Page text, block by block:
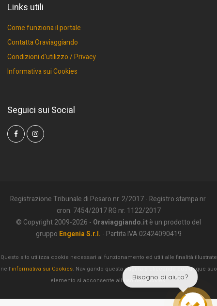
Links utili
Come funziona il portale
Contatta Oraviaggiando
Condizioni d'utilizzo / Privacy
Informativa sui Cookies
Seguici sui Social
Registrazione Tribunale di Pesaro nr. 2/2017 - Registro stampa nr.
cron. 7454/2017 RG nr. 1122/2017
© Copyright 2009-2026 - Oraviaggiando.itè un prodotto del
gruppo Engenia S.r.l. - Partita IVA 02424090419
Questo sito utilizza cookie necessari al funzionamento ed utili alle finalità illustrate
nell'informativa sui Cookies. Navigando questa pagina o cliccando qualunque suo
elemento si acconsente all'uso dei Cookies.
Bisogno di aiuto?